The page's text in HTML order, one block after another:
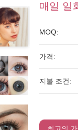
매일 일
MOQ:
가격:
지불 조건: